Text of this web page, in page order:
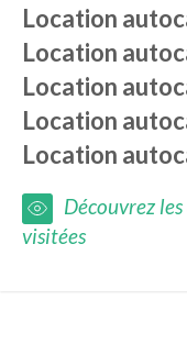
Location
Location
Location
Location
Location
Découvrez
visitées